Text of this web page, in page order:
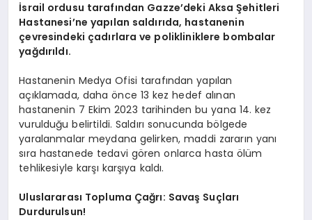
İsrail ordusu tarafından Gazze’deki Aksa Şehitleri
Hastanesi’ne yapılan saldırıda, hastanenin
çevresindeki çadırlara ve polikliniklere bombalar
yağdırıldı.
Hastanenin Medya Ofisi tarafından yapılan
açıklamada, daha önce 13 kez hedef alınan
hastanenin 7 Ekim 2023 tarihinden bu yana 14. kez
vurulduğu belirtildi. Saldırı sonucunda bölgede
yaralanmalar meydana gelirken, maddi zararın yanı
sıra hastanede tedavi gören onlarca hasta ölüm
tehlikesiyle karşı karşıya kaldı.
Uluslararası Topluma Çağrı: Savaş Suçları
Durdurulsun!